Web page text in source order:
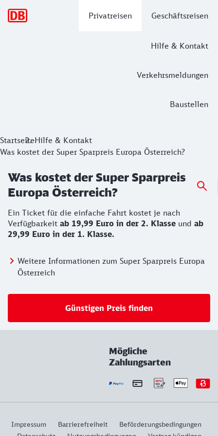
Privatreisen Geschäftsreisen
Hilfe & Kontakt
Verkehrsmeldungen
Baustellen
StartseiteHilfe & Kontakt
Was kostet der Super Sparpreis Europa Österreich?
Was kostet der Super Sparpreis
Europa Österreich?
Ein Ticket für die einfache Fahrt kostet je nach
Verfügbarkeit ab 19,99 Euro in der 2. Klasse und ab
29,99 Euro in der 1. Klasse.
Weitere Informationen zum Super Sparpreis Europa
Österreich
Günstigen Preis finden
Mögliche
Zahlungsarten
Impressum Barrierefreiheit
Beförderungsbedingungen